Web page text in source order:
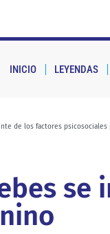
INICIO LEYENDAS